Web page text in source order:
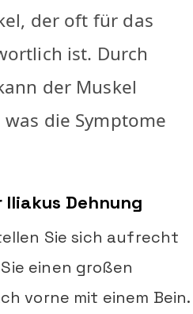
der oft für das
ist. Durch
der Muskel
die Symptome
Dehnung
Sie sich aufrecht
einen großen
vorne mit einem Bein.